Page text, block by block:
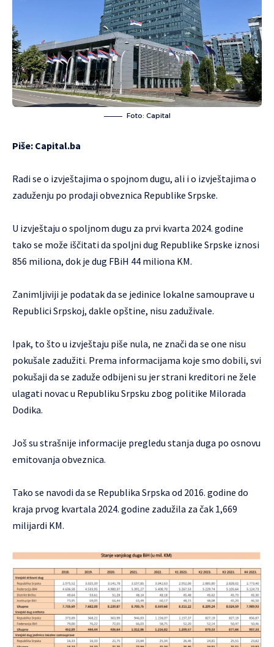
Foto: Capital
Piše: Capital.ba
Radi se o izvještajima o spojnom dugu, ali i o izvještajima o
zaduženju po prodaji obveznica Republike Srpske.
U izvještaju o spoljnom dugu za prvi kvarta 2024. godine
tako se može iščitati da spoljni dug Republike Srpske iznosi
856 miliona, dok je dug FBiH 44 miliona KM.
Zanimljiviji je podatak da se jedinice lokalne samouprave u
Republici Srpskoj, dakle opštine, nisu zaduživale.
Ipak, to što u izvještaju piše nula, ne znači da se one nisu
pokušale zadužiti. Prema informacijama koje smo dobili, svi
pokušaji da se zaduže odbijeni su jer strani kreditori ne žele
ulagati novac u Republiku Srpsku zbog politike Milorada
Dodika.
Još su strašnije informacije pregledu stanja duga po osnovu
emitovanja obveznica.
Tako se navodi da se Republika Srpska od 2016. godine do
kraja prvog kvartala 2024. godine zadužila za čak 1,669
milijardi KM.